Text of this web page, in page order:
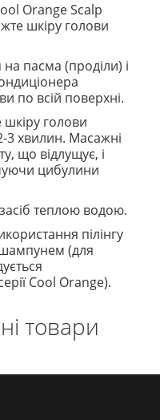
Orange Scalp
шкіру голови
на пасма (проділи) і
по всій поверхні.
голови
3 хвилин. Масажні
що відлущує, і
цибулини
теплою водою.
пілінгу
(для
Cool Orange).
товари